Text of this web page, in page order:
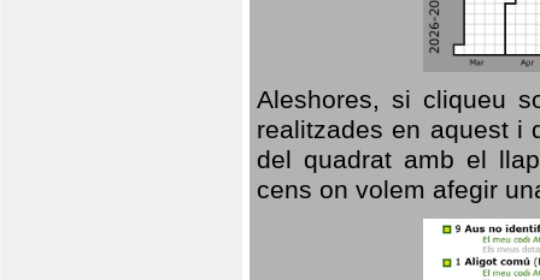
Aleshores, si cliqueu
realitzades en aquest i
del quadrat amb el
cens on volem afegir